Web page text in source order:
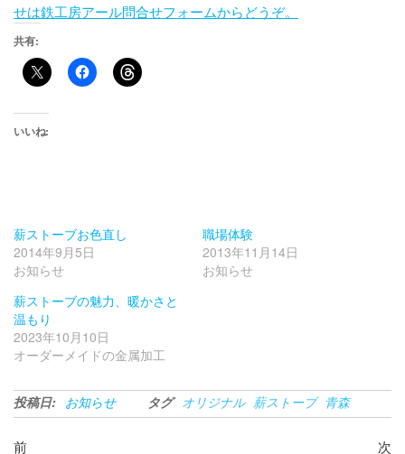
せは鉄工房アール問合せフォームからどうぞ。
共有:
いいね:
薪ストーブお色直し
2014年9月5日
お知らせ
職場体験
2013年11月14日
お知らせ
薪ストーブの魅力、暖かさと
温もり
2023年10月10日
オーダーメイドの金属加工
投稿日: お知らせ タグ オリジナル 薪ストーブ 青森
過
前 次